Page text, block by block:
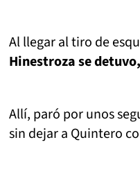
Al llegar al tiro de
Hinestroza se
Allí, paró por unos
sin dejar a Quintero